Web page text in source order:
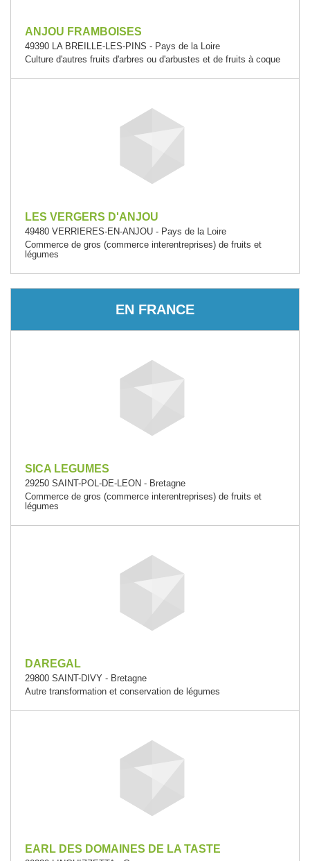
ANJOU FRAMBOISES
49390 LA BREILLE-LES-PINS - Pays de la Loire
Culture d'autres fruits d'arbres ou d'arbustes et de fruits à coque
LES VERGERS D'ANJOU
49480 VERRIERES-EN-ANJOU - Pays de la Loire
Commerce de gros (commerce interentreprises) de fruits et
légumes
EN FRANCE
SICA LEGUMES
29250 SAINT-POL-DE-LEON - Bretagne
Commerce de gros (commerce interentreprises) de fruits et
légumes
DAREGAL
29800 SAINT-DIVY - Bretagne
Autre transformation et conservation de légumes
EARL DES DOMAINES DE LA TASTE